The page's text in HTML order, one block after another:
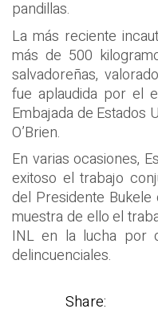
pandillas.
La más reciente
más de 500
salvadoreñas,
fue aplaudida por el
Embajada de Estados
O’Brien.
En varias ocasiones,
exitoso el trabajo
del Presidente
muestra de ello el
INL en la lucha por
delincuenciales.
Share: